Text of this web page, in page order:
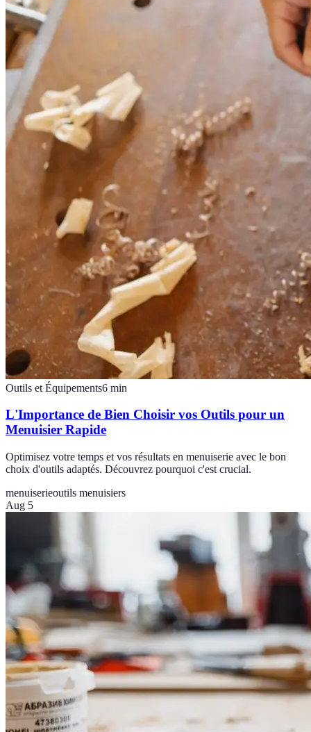
Outils et Équipements6 min
L'Importance de Bien Choisir vos Outils pour un
Menuisier Rapide
Optimisez votre temps et vos résultats en menuiserie avec le bon
choix d'outils adaptés. Découvrez pourquoi c'est crucial.
menuiserieoutils menuisiers
Aug 5